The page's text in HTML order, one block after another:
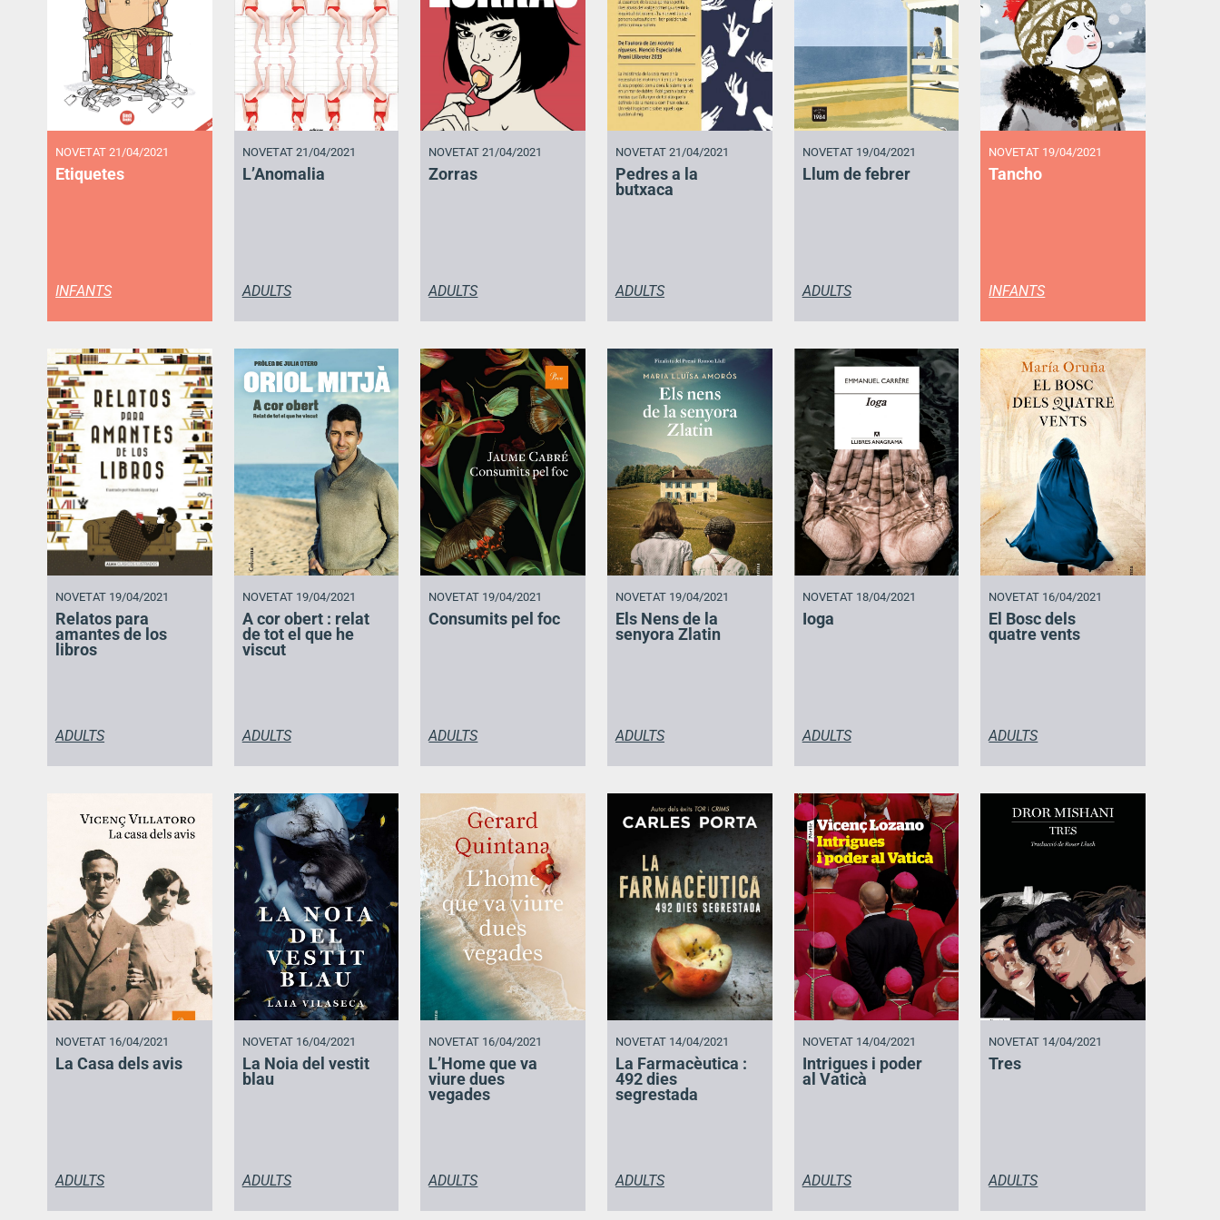
NOVETAT 21/04/2021
Etiquetes
INFANTS
NOVETAT 21/04/2021
L’Anomalia
ADULTS
NOVETAT 21/04/2021
Zorras
ADULTS
NOVETAT 21/04/2021
Pedres a la
butxaca
ADULTS
NOVETAT 19/04/2021
Llum de febrer
ADULTS
NOVETAT 19/04/2021
Tancho
INFANTS
NOVETAT 19/04/2021
Relatos para
amantes de los
libros
ADULTS
NOVETAT 19/04/2021
A cor obert : relat
de tot el que he
viscut
ADULTS
NOVETAT 19/04/2021
Consumits pel foc
ADULTS
NOVETAT 19/04/2021
Els Nens de la
senyora Zlatin
ADULTS
NOVETAT 18/04/2021
Ioga
ADULTS
NOVETAT 16/04/2021
El Bosc dels
quatre vents
ADULTS
NOVETAT 16/04/2021
La Casa dels avis
ADULTS
NOVETAT 16/04/2021
La Noia del vestit
blau
ADULTS
NOVETAT 16/04/2021
L’Home que va
viure dues
vegades
ADULTS
NOVETAT 14/04/2021
La Farmacèutica :
492 dies
segrestada
ADULTS
NOVETAT 14/04/2021
Intrigues i poder
al Vaticà
ADULTS
NOVETAT 14/04/2021
Tres
ADULTS